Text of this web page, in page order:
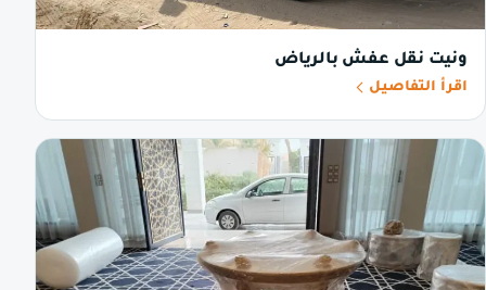
ونيت نقل عفش بالرياض
اقرأ التفاصيل